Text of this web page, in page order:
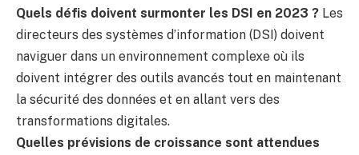
Quels défis doivent surmonter les DSI en 2023 ? Les
directeurs des systèmes d’information (DSI) doivent
naviguer dans un environnement complexe où ils
doivent intégrer des outils avancés tout en maintenant
la sécurité des données et en allant vers des
transformations digitales.
Quelles prévisions de croissance sont attendues